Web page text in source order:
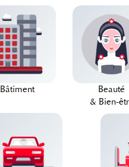
Bâtiment
Beauté
& Bien-